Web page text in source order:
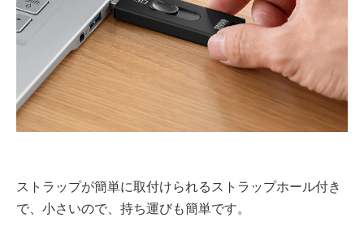
ストラップが簡単に取付けられるストラップホール付き
で、小さいので、持ち運びも簡単です。